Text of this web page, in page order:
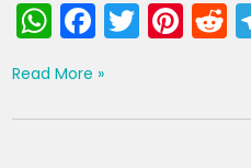
W
h
a
ts
F
a
c
e
T
w
er
Pi
nt
e
R
e
Read More »